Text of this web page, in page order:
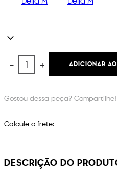
＋
－ ADICIONAR
Calcule o frete:
DESCRIÇÃO DO